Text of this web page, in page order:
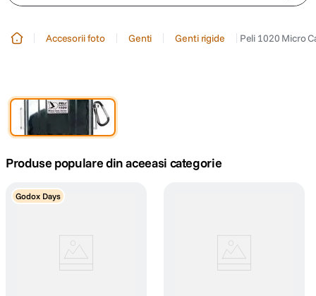
2. trepied
. trepied telefon
4. peak design
5. canon sx740 hs
Accesorii foto Genti Genti rigide Peli 1020 Micro
Produse populare din aceeasi categorie
Godox Days